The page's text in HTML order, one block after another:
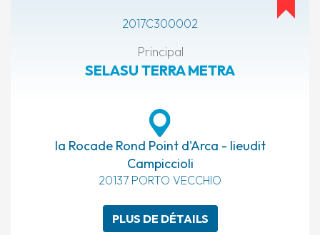
2017C300002
Principal
SELASU TERRA METRA
la Rocade Rond Point d'Arca - lieudit
Campiccioli
20137 PORTO VECCHIO
PLUS DE DÉTAILS